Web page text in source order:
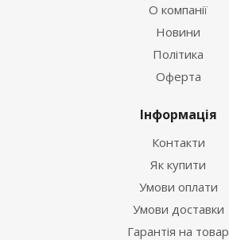
О компанії
Новини
Політика
Оферта
Інформація
Контакти
Як купити
Умови оплати
Умови доставки
Гарантія на товар